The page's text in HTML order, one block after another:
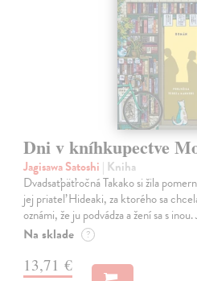
Dni v kníhkupectve
Jagisawa Satoshi | Kniha
Dvadsaťpäťročná Takako si žila
jej priateľ Hideaki, za ktorého sa
oznámi, že ju podvádza a žení sa s
Na sklade ?
13,71 €